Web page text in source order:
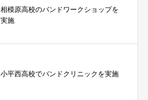
相模原高校のバンドワークショップを
実施
小平西高校でバンドクリニックを実施